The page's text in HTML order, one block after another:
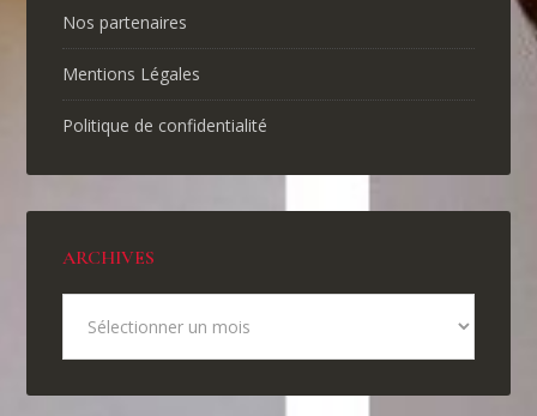
Nos partenaires
Mentions Légales
Politique de confidentialité
ARCHIVES